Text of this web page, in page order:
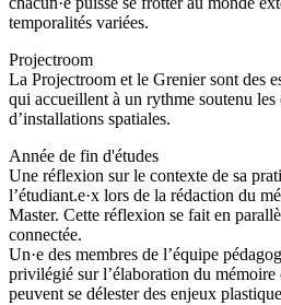
temporalités variées.
Projectroom
La Projectroom et le Grenier sont des
qui accueillent à un rythme soutenu les
d’installations spatiales.
Année de fin d'études
Une réflexion sur le contexte de sa
l’étudiant.e·x lors de la rédaction du
Master. Cette réflexion se fait en
connectée.
Un·e des membres de l’équipe
privilégié sur l’élaboration du
peuvent se délester des enjeux